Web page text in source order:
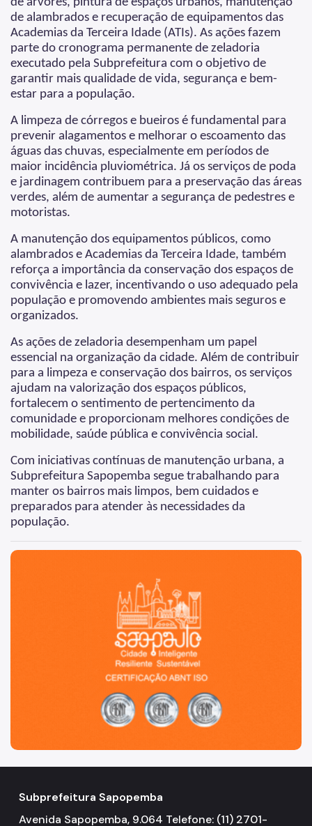
de alambrados e recuperação de equipamentos das
Academias da Terceira Idade (ATIs). As ações fazem
parte do cronograma permanente de zeladoria
executado pela Subprefeitura com o objetivo de
garantir mais qualidade de vida, segurança e bem-
estar para a população.
A limpeza de córregos e bueiros é fundamental para
prevenir alagamentos e melhorar o escoamento das
águas das chuvas, especialmente em períodos de
maior incidência pluviométrica. Já os serviços de poda
e jardinagem contribuem para a preservação das áreas
verdes, além de aumentar a segurança de pedestres e
motoristas.
A manutenção dos equipamentos públicos, como
alambrados e Academias da Terceira Idade, também
reforça a importância da conservação dos espaços de
convivência e lazer, incentivando o uso adequado pela
população e promovendo ambientes mais seguros e
organizados.
As ações de zeladoria desempenham um papel
essencial na organização da cidade. Além de contribuir
para a limpeza e conservação dos bairros, os serviços
ajudam na valorização dos espaços públicos,
fortalecem o sentimento de pertencimento da
comunidade e proporcionam melhores condições de
mobilidade, saúde pública e convivência social.
Com iniciativas contínuas de manutenção urbana, a
Subprefeitura Sapopemba segue trabalhando para
manter os bairros mais limpos, bem cuidados e
preparados para atender às necessidades da
população.
São Paulo, cidade inteligente, resiliente e sustentável
Subprefeitura Sapopemba
Avenida Sapopemba, 9.064 Telefone: (11) 2701-